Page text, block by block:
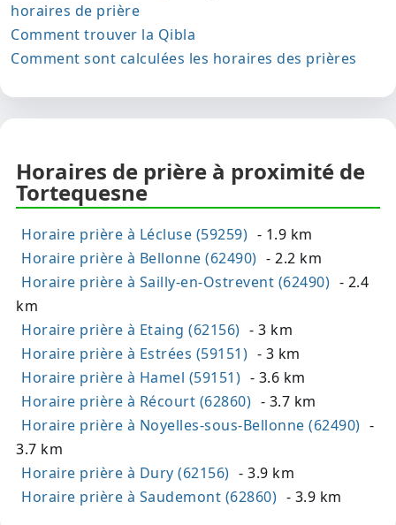
horaires de prière
Comment trouver la Qibla
Comment sont calculées les horaires des prières
Horaires de prière à proximité de
Tortequesne
Horaire prière à Lécluse (59259) - 1.9 km
Horaire prière à Bellonne (62490) - 2.2 km
Horaire prière à Sailly-en-Ostrevent (62490) - 2.4
km
Horaire prière à Etaing (62156) - 3 km
Horaire prière à Estrées (59151) - 3 km
Horaire prière à Hamel (59151) - 3.6 km
Horaire prière à Récourt (62860) - 3.7 km
Horaire prière à Noyelles-sous-Bellonne (62490) -
3.7 km
Horaire prière à Dury (62156) - 3.9 km
Horaire prière à Saudemont (62860) - 3.9 km